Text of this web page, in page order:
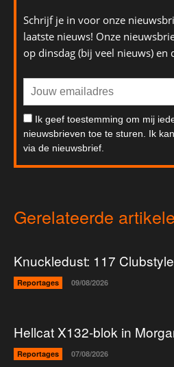
Schrijf je in voor onze
laatste nieuws! Onze
op dinsdag (bij veel nieuws) en
Ik geef toestemming om mij
nieuwsbrieven toe te sturen. Ik
via de nieuwsbrief.
Gerelateerde
Knuckledust: 117
Reportages 09/08/2026
Hellcat X132-blok in
Reportages 07/08/2026